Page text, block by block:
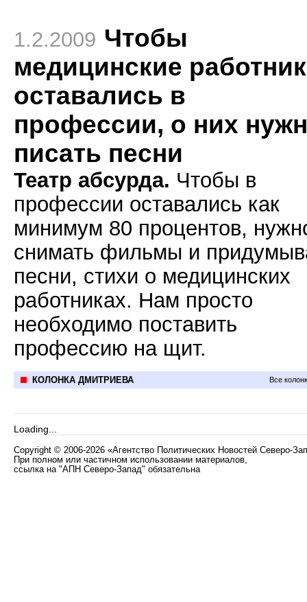
1.2.2009 Чтобы
медицинские
оставались в
профессии, о них
писать песни
Театр абсурда. Чтобы в
профессии оставались как
минимум 80 процентов,
снимать фильмы и
песни, стихи о медицинских
работниках. Нам просто
необходимо поставить
профессию на щит.
КОЛОНКА ДМИТРИЕВА Все
Loading...
Copyright © 2006-2026 «Агентство Политических Новостей Северо-
При полном или частичном использовании материалов,
ссылка на "АПН Северо-Запад" обязательна